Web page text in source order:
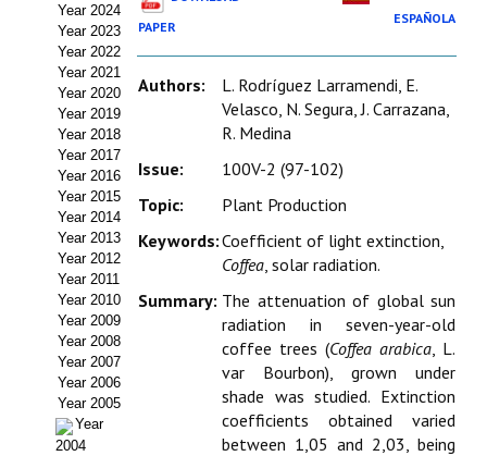
Estatutos
Hacerse socio
Noticias
Galería de Fotos
Web AIDA 2.0
REVISTA ITEA
Presentación ITEA
Equipo Editorial
Leer revista ITEA
Directrices para autores/as
Year 2024
Year 2023
Year 2022
Year 2021
Year 2020
Year 2019
Year 2018
Year 2017
Year 2016
Year 2015
Year 2014
Year 2013
Year 2012
Year 2011
Year 2010
Year 2009
Year 2008
Year 2007
Year 2006
Year 2005
Year
2004
PAPER
ESPAÑOLA
Authors:
L. Rodríguez Larramendi, E.
Velasco, N. Segura, J. Carrazana,
R. Medina
Issue:
100V-2 (97-102)
Topic:
Plant Production
Keywords:Coefficient of light extinction,
Coffea, solar radiation.
Summary: The attenuation of global sun
radiation in seven-year-old
coffee trees (Coffea arabica, L.
var Bourbon), grown under
shade was studied. Extinction
coefficients obtained varied
between 1,05 and 2,03, being